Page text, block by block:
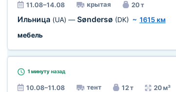
11.08–14.08 крытая 20 т
Ильница (UA) — Søndersø (DK) ~ 1615 км
мебель
1 минутуназад
10.08–11.08 тент 12 т 20 м³